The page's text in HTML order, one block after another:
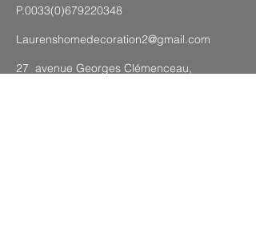
P.0033(0)679220348
Laurenshomedecoration2@gmail.com
27 avenue Georges Clémenceau,